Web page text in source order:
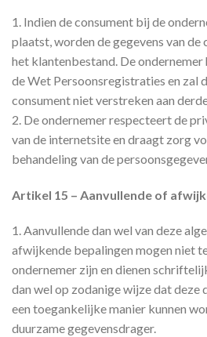
1. Indien de consument bij de
plaatst, worden de gegevens van de
het klantenbestand. De ondernemer
de Wet Persoonsregistraties en zal
consument niet verstreken aan
2. De ondernemer respecteert de
van de internetsite en draagt zorg
behandeling van de
Artikel 15 – Aanvullende of
1. Aanvullende dan wel van deze
afwijkende bepalingen mogen niet
ondernemer zijn en dienen
dan wel op zodanige wijze dat deze
een toegankelijke manier kunnen
duurzame gegevensdrager.